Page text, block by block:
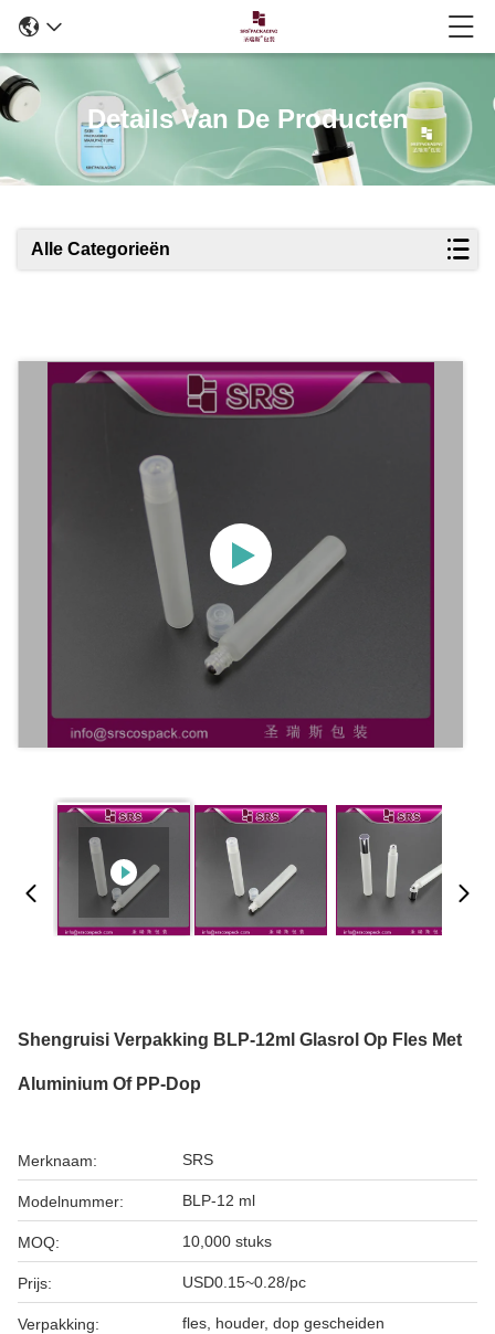
Details Van De Producten
Alle Categorieën
Shengruisi Verpakking BLP-12ml Glasrol Op Fles Met
Aluminium Of PP-Dop
Merknaam: SRS
Modelnummer: BLP-12 ml
MOQ: 10,000 stuks
Prijs: USD0.15~0.28/pc
Verpakking: fles, houder, dop gescheiden